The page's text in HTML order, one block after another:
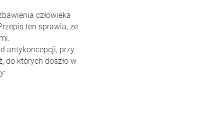
człowieka
ten sprawia, że
antykoncepcji, przy
do których doszło w